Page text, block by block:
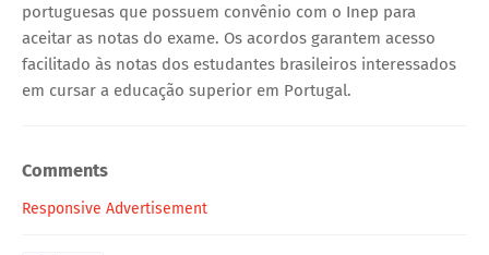
portuguesas que possuem convênio com o Inep para
aceitar as notas do exame. Os acordos garantem acesso
facilitado às notas dos estudantes brasileiros interessados
em cursar a educação superior em Portugal.
Comments
Responsive Advertisement